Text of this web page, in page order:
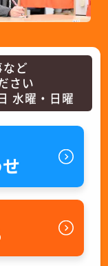
ど
さい
水曜・日曜